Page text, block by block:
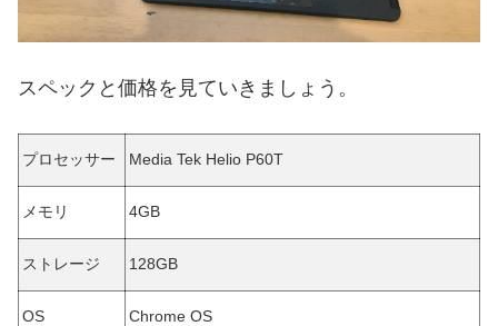
スペックと価格を見ていきましょう。
プロセッサー Media Tek Helio P60T
メモリ 4GB
ストレージ 128GB
OS Chrome OS